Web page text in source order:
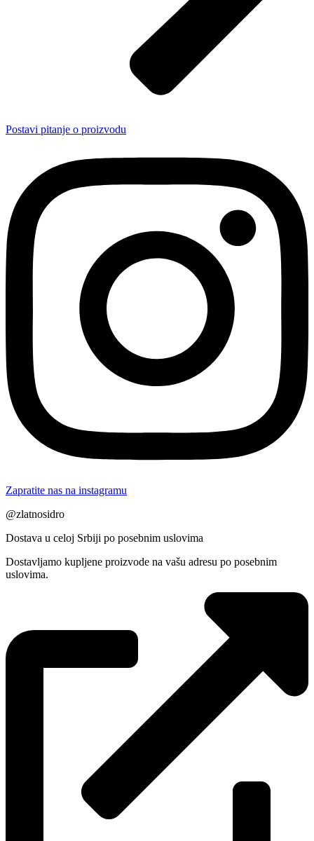
Postavi pitanje o proizvodu
Zapratite nas na instagramu
@zlatnosidro
Dostava u celoj Srbiji po posebnim uslovima
Dostavljamo kupljene proizvode na vašu adresu po posebnim
uslovima.